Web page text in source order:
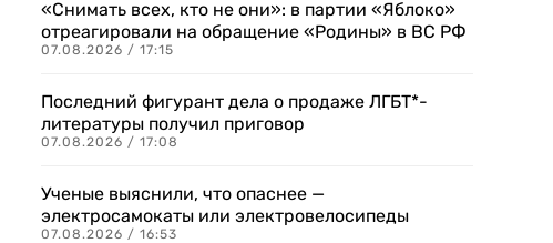
«Снимать всех, кто не они»: в партии «Яблоко»
отреагировали на обращение «Родины» в ВС РФ
07.08.2026 / 17:15
Последний фигурант дела о продаже ЛГБТ*-
литературы получил приговор
07.08.2026 / 17:08
Ученые выяснили, что опаснее —
электросамокаты или электровелосипеды
07.08.2026 / 16:53